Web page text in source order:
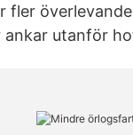
utanför